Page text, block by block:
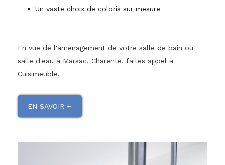
Un vaste choix de coloris sur mesure
En vue de l'aménagement de votre salle de bain ou
salle d'eau à Marsac, Charente, faites appel à
Cuisimeuble.
EN SAVOIR +